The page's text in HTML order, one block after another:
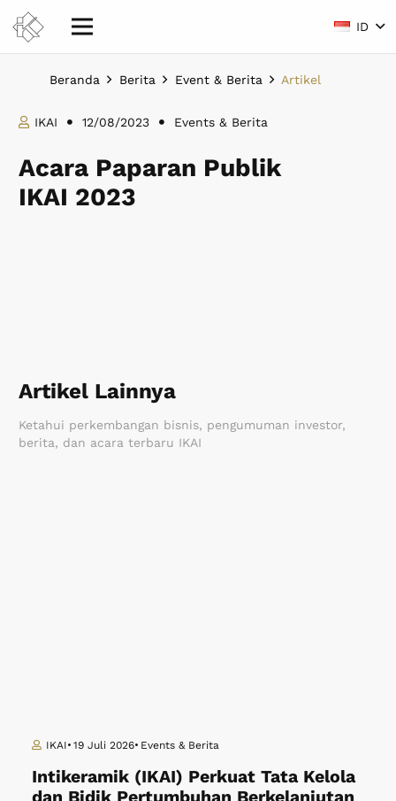
ID
Beranda Berita Event & Berita Artikel
IKAI 12/08/2023 Events & Berita
Acara Paparan Publik
IKAI 2023
Artikel Lainnya
Ketahui perkembangan bisnis, pengumuman investor,
berita, dan acara terbaru IKAI
IKAI 19 Juli 2026 Events & Berita
Intikeramik (IKAI) Perkuat Tata Kelola
dan Bidik Pertumbuhan Berkelanjutan